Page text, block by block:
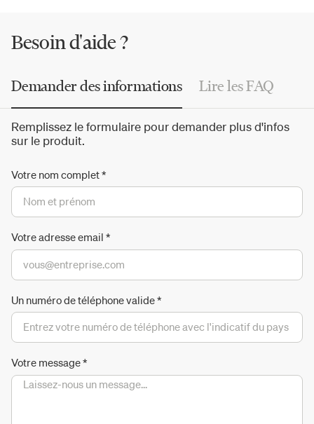
siècle.
Besoin d'aide ?
Demander des informations Lire les FAQ
Remplissez le formulaire pour demander plus d'infos
sur le produit.
Votre nom complet*
Votre adresse email *
Un numéro de téléphone valide*
Votre message*